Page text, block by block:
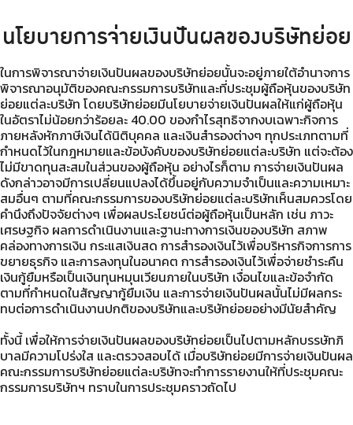
นโยบายการจ่ายเงินปันผลของบริษัทย่อย
ในการพิจารณาจ่ายเงินปันผลของบริษัทย่อยนั้นจะอยู่ภายใต้อำนาจการ
พิจารณาอนุมัติของคณะกรรมการบริษัทและที่ประชุมผู้ถือหุ้นของบริษัท
ย่อยแต่ละบริษัท โดยบริษัทย่อยมีนโยบายจ่ายเงินปันผลให้แก่ผู้ถือหุ้น
ในอัตราไม่น้อยกว่าร้อยละ 40.00 ของกำไรสุทธิจากงบเฉพาะกิจการ
ภายหลังหักภาษีเงินได้นิติบุคคล และเงินสำรองต่างๆ ทุกประเภทตามที่
กำหนดไว้ในกฎหมายและข้อบังคับของบริษัทย่อยแต่ละบริษัท แต่จะต้อง
ไม่มีขาดทุนสะสมในส่วนของผู้ถือหุ้น อย่างไรก็ตาม การจ่ายเงินปันผล
ดังกล่าวอาจมีการเปลี่ยนแปลงได้ขึ้นอยู่กับความจำเป็นและความเหมาะ
สมอื่นๆ ตามที่คณะกรรมการของบริษัทย่อยแต่ละบริษัทเห็นสมควรโดย
คำนึงถึงปัจจัยต่างๆ เพื่อผลประโยชน์ต่อผู้ถือหุ้นเป็นหลัก เช่น ภาวะ
เศรษฐกิจ ผลการดำเนินงานและฐานะทางการเงินของบริษัท สภาพ
คล่องทางการเงิน กระแสเงินสด การสำรองเงินไว้เพื่อบริหารกิจการการ
ขยายธุรกิจ และการลงทุนในอนาคต การสำรองเงินไว้เพื่อจ่ายชำระคืน
เงินกู้ยืมหรือเป็นเงินทุนหมุนเวียนภายในบริษัท เงื่อนไขและข้อจำกัด
ตามที่กำหนดในสัญญากู้ยืมเงิน และการจ่ายเงินปันผลนั้นไม่มีผลกระ
ทบต่อการดำเนินงานปกติของบริษัทและบริษัทย่อยอย่างมีนัยสำคัญ
ทั้งนี้ เพื่อให้การจ่ายเงินปันผลของบริษัทย่อยเป็นไปตามหลักบรรษัทภิ
บาลมีความโปร่งใส และตรวจสอบได้ เมื่อบริษัทย่อยมีการจ่ายเงินปันผล
คณะกรรมการบริษัทย่อยแต่ละบริษัทจะทำการรายงานให้ที่ประชุมคณะ
กรรมการบริษัทฯ ทราบในการประชุมคราวถัดไป